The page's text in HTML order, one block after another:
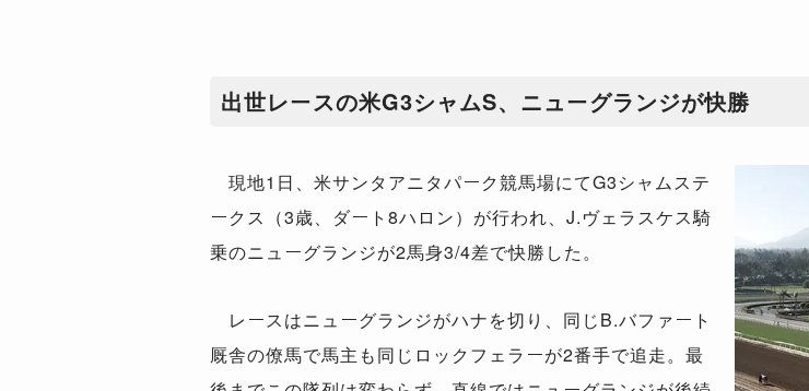
出世レースの米G3シャムS、ニューグランジが快勝
現地1日、米サンタアニタパーク競馬場にてG3シャムステ
ークス（3歳、ダート8ハロン）が行われ、J.ヴェラスケス騎
乗のニューグランジが2馬身3/4差で快勝した。
レースはニューグランジがハナを切り、同じB.バファート
厩舎の僚馬で馬主も同じロックフェラーが2番手で追走。最